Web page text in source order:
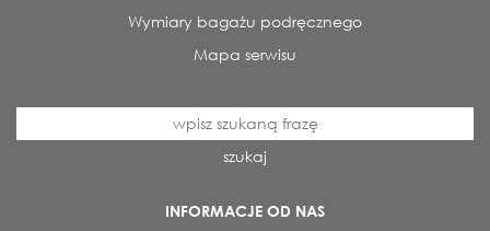
Wymiary bagażu podręcznego
Mapa serwisu
szukaj
INFORMACJE OD NAS